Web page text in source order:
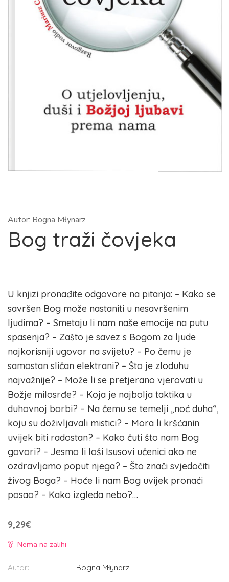
Autor: Bogna Młynarz
Bog traži čovjeka
U knjizi pronađite odgovore na pitanja: – Kako se
savršen Bog može nastaniti u nesavršenim
ljudima? – Smetaju li nam naše emocije na putu
spasenja? – Zašto je savez s Bogom za ljude
najkorisniji ugovor na svijetu? – Po čemu je
samostan sličan elektrani? – Što je zloduhu
najvažnije? – Može li se pretjerano vjerovati u
Božje milosrđe? – Koja je najbolja taktika u
duhovnoj borbi? – Na čemu se temelji „noć duha“,
koju su doživljavali mistici? – Mora li kršćanin
uvijek biti radostan? – Kako čuti što nam Bog
govori? – Jesmo li loši Isusovi učenici ako ne
ozdravljamo poput njega? – Što znači svjedočiti
živog Boga? – Hoće li nam Bog uvijek pronaći
posao? – Kako izgleda nebo?…
9,29€
Nema na zalihi
Autor: Bogna Młynarz